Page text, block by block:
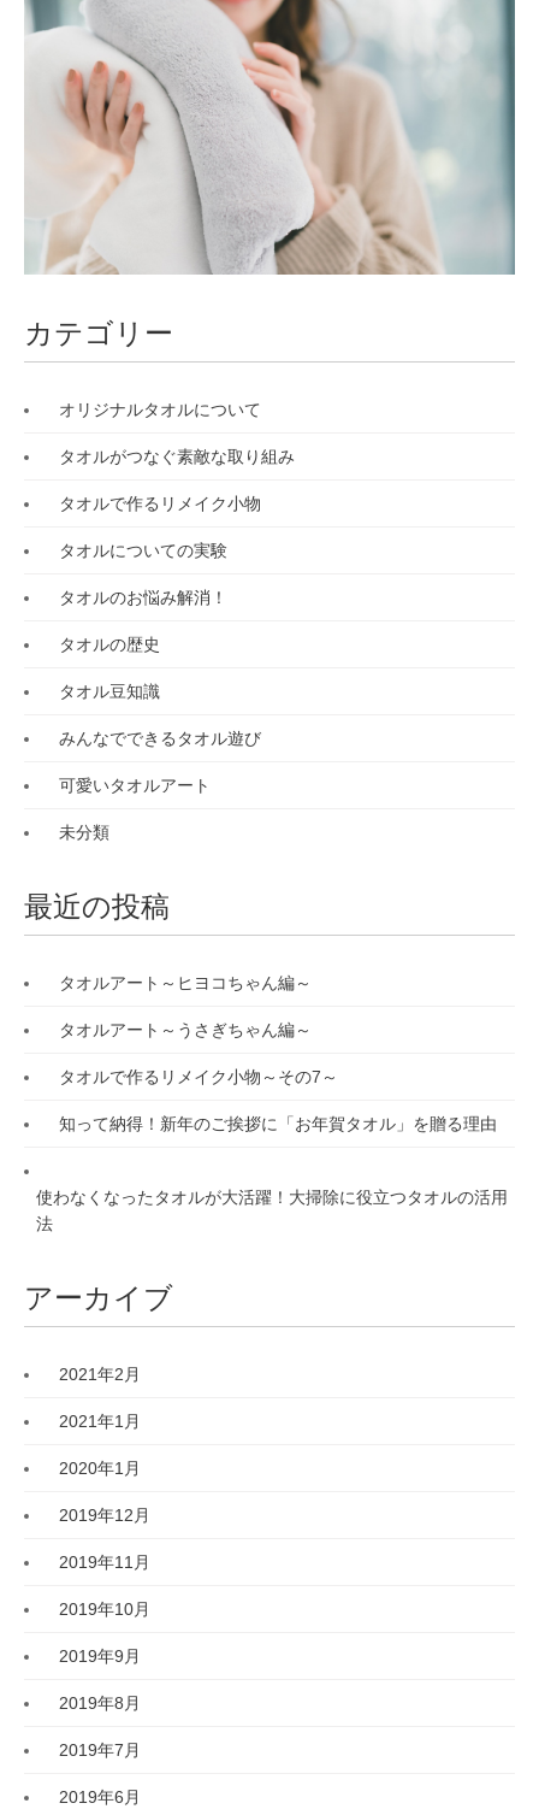
カテゴリー
オリジナルタオルについて
タオルがつなぐ素敵な取り組み
タオルで作るリメイク小物
タオルについての実験
タオルのお悩み解消！
タオルの歴史
タオル豆知識
みんなでできるタオル遊び
可愛いタオルアート
未分類
最近の投稿
タオルアート～ヒヨコちゃん編～
タオルアート～うさぎちゃん編～
タオルで作るリメイク小物～その7～
知って納得！新年のご挨拶に「お年賀タオル」を贈る理由
使わなくなったタオルが大活躍！大掃除に役立つタオルの活用
法
アーカイブ
2021年2月
2021年1月
2020年1月
2019年12月
2019年11月
2019年10月
2019年9月
2019年8月
2019年7月
2019年6月